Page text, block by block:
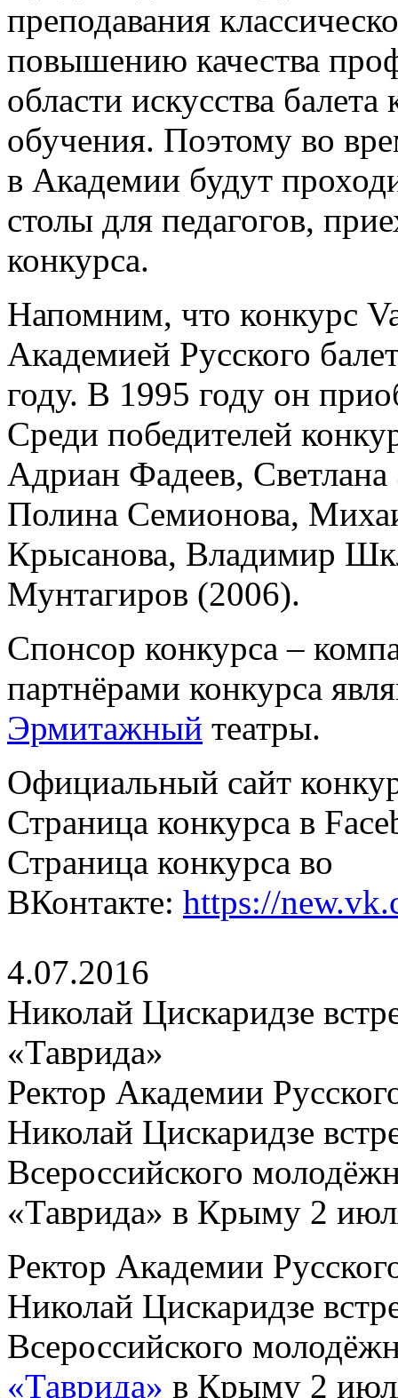
преподавания
повышению качества
области искусства балета
обучения. Поэтому во
в Академии будут
столы для педагогов,
конкурса.
Напомним, что конкурс
Академией Русского
году. В 1995 году он
Среди победителей
Адриан Фадеев,
Полина Семионова,
Крысанова, Владимир
Мунтагиров (2006).
Спонсор конкурса –
партнёрами конкурса
Эрмитажный театры.
Официальный сайт
Страница конкурса в
Страница конкурса во
ВКонтакте: https://
4.07.2016
Николай Цискаридзе
«Таврида»
Ректор Академии
Николай Цискаридзе
Всероссийского
«Таврида» в Крыму 2
Ректор Академии
Николай Цискаридзе
Всероссийского
«Таврида» в Крыму 2